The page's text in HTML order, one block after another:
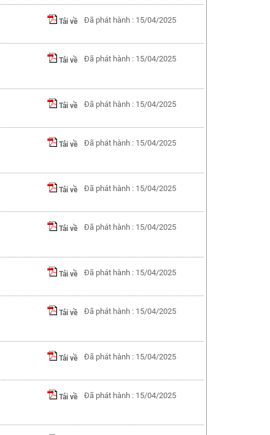
Tải về Đã phát hành : 15/04/2025
Tải về Đã phát hành : 15/04/2025
Tải về Đã phát hành : 15/04/2025
Tải về Đã phát hành : 15/04/2025
Tải về Đã phát hành : 15/04/2025
Tải về Đã phát hành : 15/04/2025
Tải về Đã phát hành : 15/04/2025
Tải về Đã phát hành : 15/04/2025
Tải về Đã phát hành : 15/04/2025
Tải về Đã phát hành : 15/04/2025